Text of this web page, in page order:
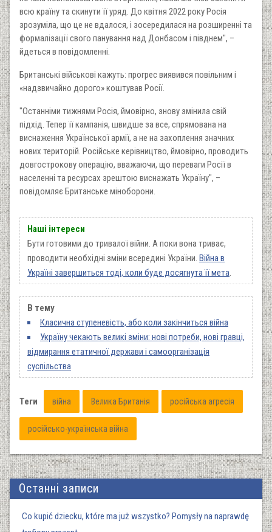
всю країну та скинути її уряд. До квітня 2022 року Росія
зрозуміла, що це не вдалося, і зосередилася на розширенні та
формалізації свого панування над Донбасом і півднем", –
йдеться в повідомленні.
Британські військові кажуть: прогрес виявився повільним і
«надзвичайно дорого» коштував Росії.
"Останніми тижнями Росія, ймовірно, знову змінила свій
підхід. Тепер її кампанія, швидше за все, спрямована на
виснаження Української армії, а не на захоплення значних
нових територій. Російське керівництво, ймовірно, проводить
довгострокову операцію, вважаючи, що переваги Росії в
населенні та ресурсах зрештою виснажать Україну", –
повідомляє Британське міноборони.
Наші інтереси
Бути готовими до тривалої війни. А поки вона триває,
проводити необхідні зміни всередині України. Війна в
Україні завершиться тоді, коли буде досягнута її мета.
В тему
Класична ступеневість, або коли закінчиться війна
Україну чекають великі зміни: нові потреби, нові гравці,
відмирання етатичної держави і самоорганізація
суспільства
Теги війна Велика Британія російська агресія
російсько-українська війна
Останні записи
Co kupić dziecku, które ma już wszystko? Pomysły na naprawdę